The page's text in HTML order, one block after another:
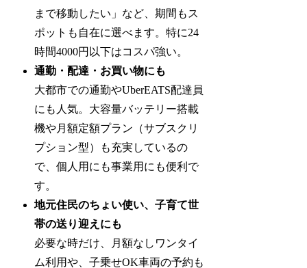
まで移動したい」など、期間もス
ポットも自在に選べます。特に24
時間4000円以下はコスパ強い。
通勤・配達・お買い物にも
大都市での通勤やUberEATS配達員
にも人気。大容量バッテリー搭載
機や月額定額プラン（サブスクリ
プション型）も充実しているの
で、個人用にも事業用にも便利で
す。
地元住民のちょい使い、子育て世
帯の送り迎えにも
必要な時だけ、月額なしワンタイ
ム利用や、子乗せOK車両の予約も